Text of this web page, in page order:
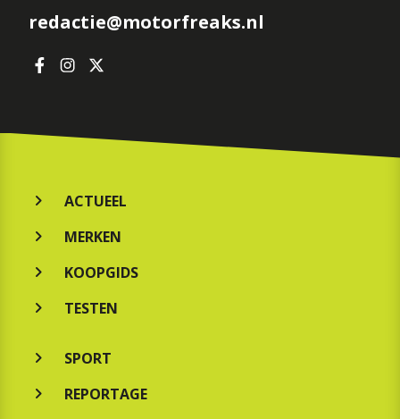
redactie@motorfreaks.nl
ACTUEEL
MERKEN
KOOPGIDS
TESTEN
SPORT
REPORTAGE